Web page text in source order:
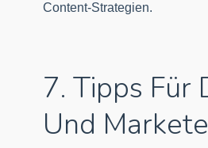
Content-Strategien.
7. Tipps Für
Und